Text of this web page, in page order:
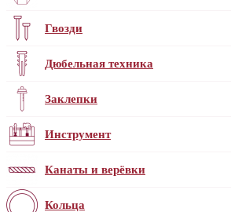
Гвозди
Дюбельная техника
Заклепки
Инструмент
Канаты и верёвки
Кольца